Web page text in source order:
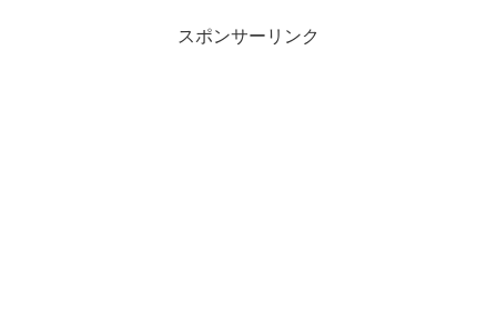
スポンサーリンク